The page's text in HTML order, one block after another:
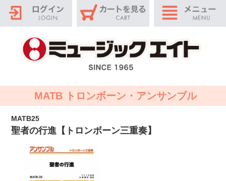
MATB トロンボーン・アンサンブル
MATB25
聖者の行進【トロンボーン三重奏】